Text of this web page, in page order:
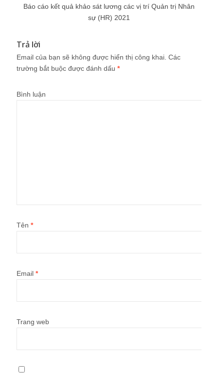
Báo cáo kết quả khảo sát lương các vị trí Quản trị Nhân
sự (HR) 2021
Trả lời
Email của bạn sẽ không được hiển thị công khai. Các
trường bắt buộc được đánh dấu *
Bình luận
Tên *
Email *
Trang web